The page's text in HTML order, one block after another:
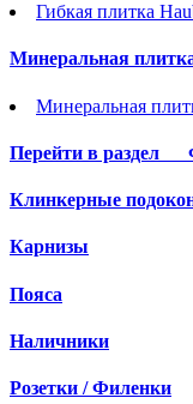
Гибкая плитка
Минеральная
Минеральная
Перейти в раздел
Клинкерные
Карнизы
Пояса
Наличники
Розетки / Филенки